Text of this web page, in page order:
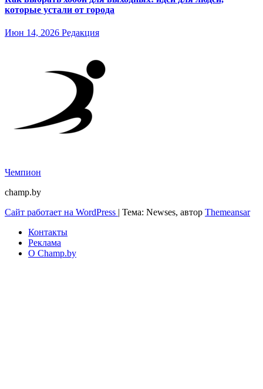
которые устали от города
Июн 14, 2026 Редакция
Чемпион
champ.by
Сайт работает на WordPress | Тема: Newses, автор Themeansar
Контакты
Реклама
О Champ.by